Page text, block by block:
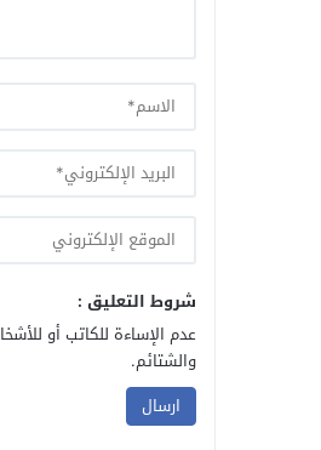
شروط التعليق :
عدم الإساءة للكاتب أو
والشتائم.